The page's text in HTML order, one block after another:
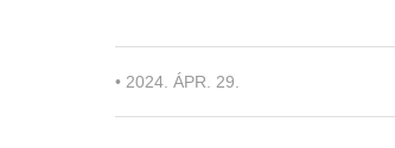
• 2024. ÁPR. 29.